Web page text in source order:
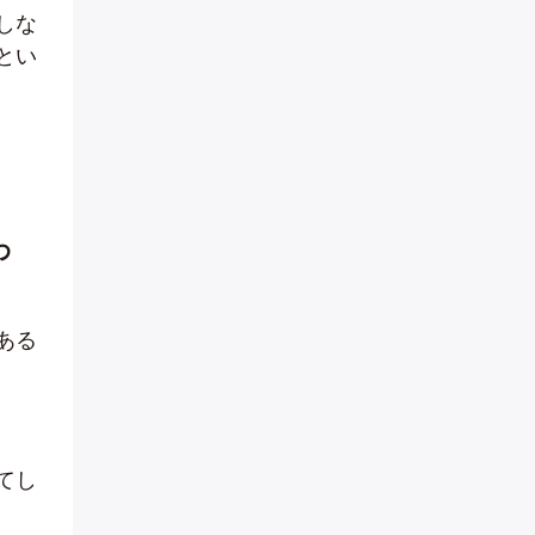
な
い
る
し